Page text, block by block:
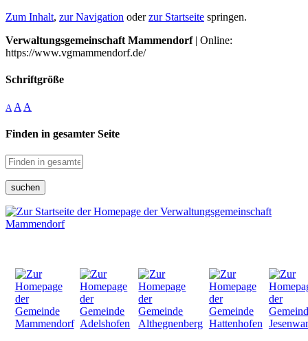
Zum Inhalt, zur Navigation oderzur Startseite springen.
Verwaltungsgemeinschaft Mammendorf| Online:
https://www.vgmammendorf.de/
Schriftgröße
A A A
Finden in gesamter Seite
suchen